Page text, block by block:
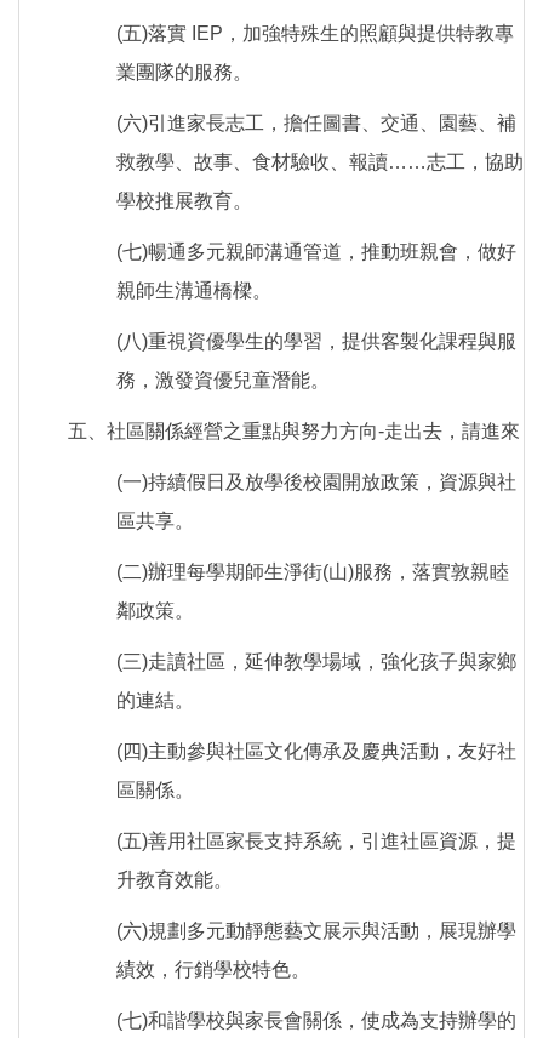
(五)落實 IEP，加強特殊生的照顧與提供特教專
業團隊的服務。
(六)引進家長志工，擔任圖書、交通、園藝、補
救教學、故事、食材驗收、報讀……志工，協助
學校推展教育。
(七)暢通多元親師溝通管道，推動班親會，做好
親師生溝通橋樑。
(八)重視資優學生的學習，提供客製化課程與服
務，激發資優兒童潛能。
五、社區關係經營之重點與努力方向-走出去，請進來
(一)持續假日及放學後校園開放政策，資源與社
區共享。
(二)辦理每學期師生淨街(山)服務，落實敦親睦
鄰政策。
(三)走讀社區，延伸教學場域，強化孩子與家鄉
的連結。
(四)主動參與社區文化傳承及慶典活動，友好社
區關係。
(五)善用社區家長支持系統，引進社區資源，提
升教育效能。
(六)規劃多元動靜態藝文展示與活動，展現辦學
績效，行銷學校特色。
(七)和諧學校與家長會關係，使成為支持辦學的